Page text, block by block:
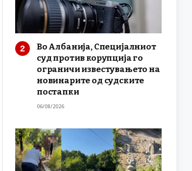
Во Албанија, Специјалниот
суд против корупција го
ограничи известувањето на
новинарите од судските
постапки
06/08/2026